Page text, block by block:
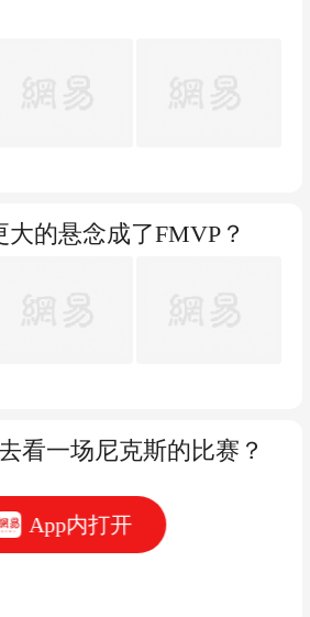
大的悬念成了FMVP？
看一场尼克斯的比赛？
App内打开